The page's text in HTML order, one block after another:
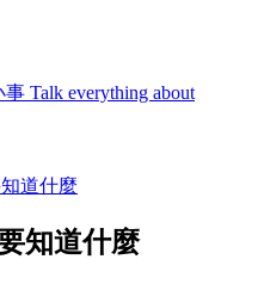
Talk everything about
道什麼
知道什麼